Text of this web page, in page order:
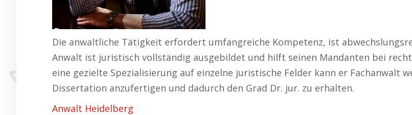
Die anwaltliche Tätigkeit erfordert umfangreiche Kompetenz, ist
Anwalt ist juristisch vollständig ausgebildet und hilft seinen Mandanten bei
eine gezielte Spezialisierung auf einzelne juristische Felder kann er Fachanwalt
Dissertation anzufertigen und dadurch den Grad Dr. jur. zu erhalten.
Anwalt Heidelberg